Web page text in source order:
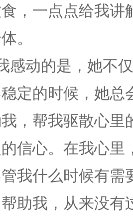
，一点点给我讲
。
动的是，她不仅
定的时候，她总
，帮我驱散心里
信心。在我心里
我什么时候有
助我，从来没有